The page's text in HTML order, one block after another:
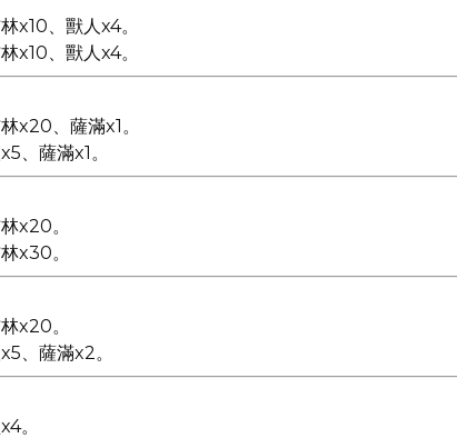
x10、獸人x4。
x10、獸人x4。
x20、薩滿x1。
、薩滿x1。
x20。
x30。
x20。
、薩滿x2。
。